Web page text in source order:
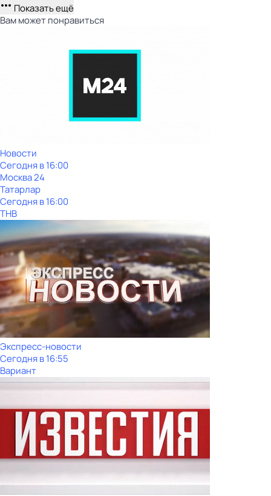
Показать ещё
Вам может понравиться
Новости
Сегодня в 16:00
Москва 24
Татарлар
Сегодня в 16:00
ТНВ
Экспресс-новости
Сегодня в 16:55
Вариант